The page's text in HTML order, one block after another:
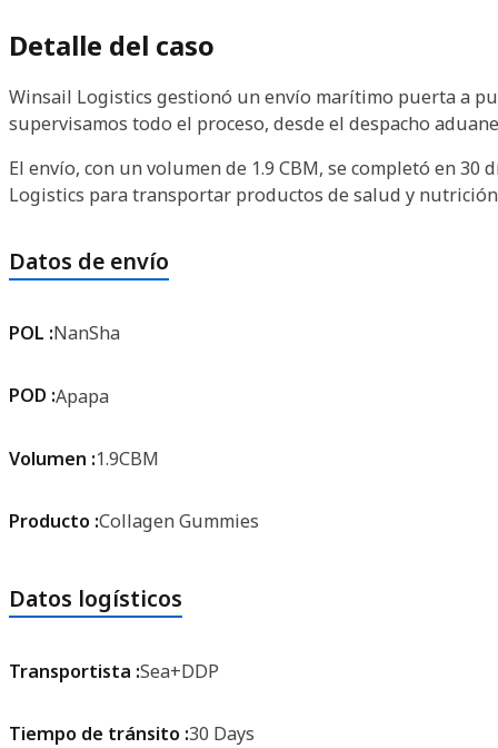
Detalle del caso
Winsail Logistics gestionó un envío marítimo puerta a
supervisamos todo el proceso, desde el despacho
El envío, con un volumen de 1.9 CBM, se completó en
Logistics para transportar productos de salud y
Datos de envío
POL :NanSha
POD :Apapa
Volumen :1.9CBM
Producto :Collagen Gummies
Datos logísticos
Transportista :Sea+DDP
Tiempo de tránsito :30 Days